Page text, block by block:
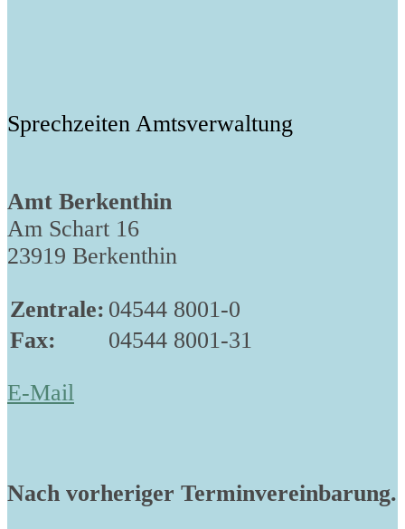
Sprechzeiten Amtsverwaltung
Amt Berkenthin
Am Schart 16
23919 Berkenthin
Zentrale: 04544 8001-0
Fax:
04544 8001-31
E-Mail
Nach vorheriger Terminvereinbarung.